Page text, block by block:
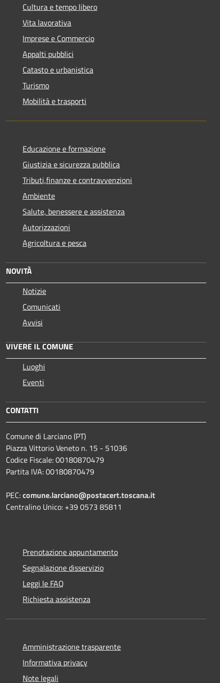
Cultura e tempo libero
Vita lavorativa
Imprese e Commercio
Appalti pubblici
Catasto e urbanistica
Turismo
Mobilità e trasporti
Educazione e formazione
Giustizia e sicurezza pubblica
Tributi,finanze e contravvenzioni
Ambiente
Salute, benessere e assistenza
Autorizzazioni
Agricoltura e pesca
NOVITÀ
Notizie
Comunicati
Avvisi
VIVERE IL COMUNE
Luoghi
Eventi
CONTATTI
Comune di Larciano (PT)
Piazza Vittorio Veneto n. 15 - 51036
Codice Fiscale: 00180870479
Partita IVA: 00180870479
PEC:comune.larciano@postacert.toscana.it
Centralino Unico: +39 0573 85811
Prenotazione appuntamento
Segnalazione disservizio
Leggi le FAQ
Richiesta assistenza
Amministrazione trasparente
Informativa privacy
Note legali